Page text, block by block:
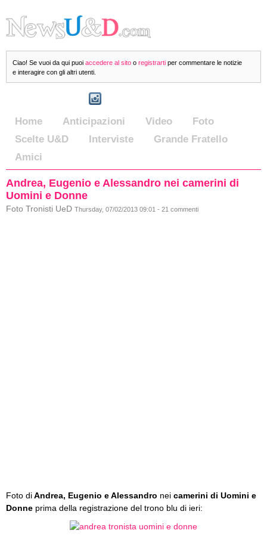
Ciao! Se vuoi da qui puoi accedere al sito o registrarti per commentare le notizie
e interagire con gli altri utenti.
Home Anticipazioni Video
Foto
Scelte U&D
Interviste
Grande Fratello
Amici
Andrea, Eugenio e Alessandro nei camerini di
Uomini e Donne
Foto Tronisti UeD Thursday, 07/02/2013 09:01 - 21 commenti
Foto diAndrea, Eugenio e Alessandro nei camerini di Uomini e
Donne prima della registrazione del trono blu di ieri: